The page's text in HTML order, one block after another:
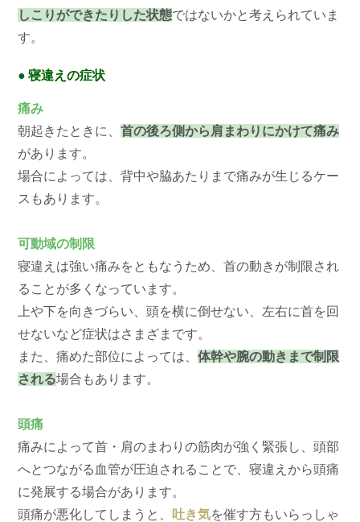
しこりができたりした状態ではないかと考えられていま
す。
● 寝違えの症状
痛み
朝起きたときに、首の後ろ側から肩まわりにかけて痛み
があります。
場合によっては、背中や脇あたりまで痛みが生じるケー
スもあります。
可動域の制限
寝違えは強い痛みをともなうため、首の動きが制限され
ることが多くなっています。
上や下を向きづらい、頭を横に倒せない、左右に首を回
せないなど症状はさまざまです。
また、痛めた部位によっては、体幹や腕の動きまで制限
される場合もあります。
頭痛
痛みによって首・肩のまわりの筋肉が強く緊張し、頭部
へとつながる血管が圧迫されることで、寝違えから頭痛
に発展する場合があります。
頭痛が悪化してしまうと、 吐き気を催す方もいらっしゃ